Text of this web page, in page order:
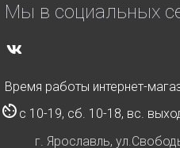
Мы в социальных
Время работы интернет-
с 10-19, сб. 10-18, вс.
г. Ярославль,